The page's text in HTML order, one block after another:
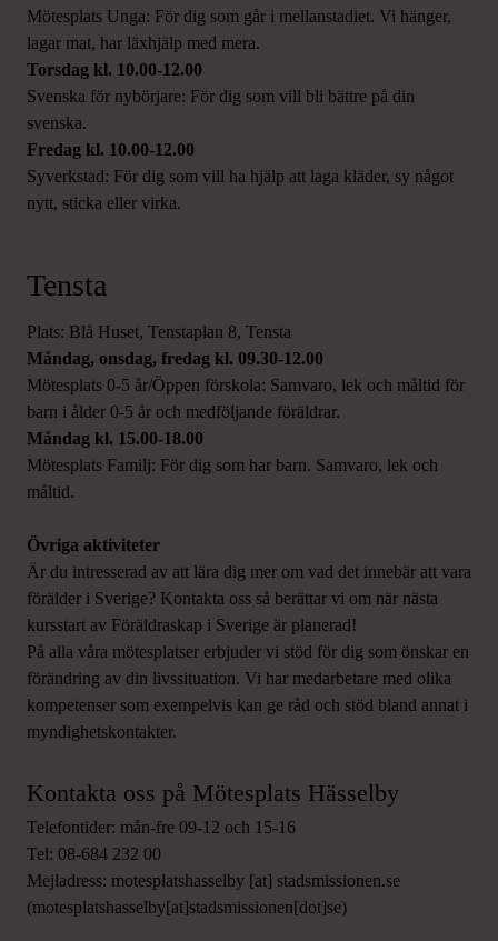
Mötesplats Unga: För dig som går i mellanstadiet. Vi hänger,
lagar mat, har läxhjälp med mera.
Torsdag kl. 10.00-12.00
Svenska för nybörjare: För dig som vill bli bättre på din
svenska.
Fredag kl. 10.00-12.00
Syverkstad: För dig som vill ha hjälp att laga kläder, sy något
nytt, sticka eller virka.
Tensta
Plats: Blå Huset, Tenstaplan 8, Tensta
Måndag, onsdag, fredag kl. 09.30-12.00
Mötesplats 0-5 år/Öppen förskola: Samvaro, lek och måltid för
barn i ålder 0-5 år och medföljande föräldrar.
Måndag kl. 15.00-18.00
Mötesplats Familj: För dig som har barn. Samvaro, lek och
måltid.
Övriga aktiviteter
Är du intresserad av att lära dig mer om vad det innebär att vara
förälder i Sverige? Kontakta oss så berättar vi om när nästa
kursstart av Föräldraskap i Sverige är planerad!
På alla våra mötesplatser erbjuder vi stöd för dig som önskar en
förändring av din livssituation. Vi har medarbetare med olika
kompetenser som exempelvis kan ge råd och stöd bland annat i
myndighetskontakter.
Kontakta oss på Mötesplats Hässelby
Telefontider: mån-fre 09-12 och 15-16
Tel: 08-684 232 00
Mejladress: motesplatshasselby [at] stadsmissionen.se
(motesplatshasselby[at]stadsmissionen[dot]se)